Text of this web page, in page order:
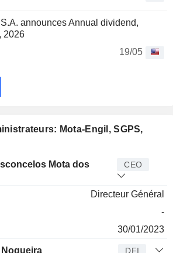
announces Annual dividend,
2026
19/05
Mota-Engil, SGPS,
Depuis
Mota dos
CEO
Directeur Général
-
30/01/2023
DFI